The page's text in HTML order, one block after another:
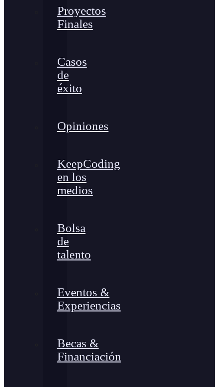
Proyectos
Finales
Casos
de
éxito
Opiniones
KeepCoding
en los
medios
Bolsa
de
talento
Eventos &
Experiencias
Becas &
Financiación